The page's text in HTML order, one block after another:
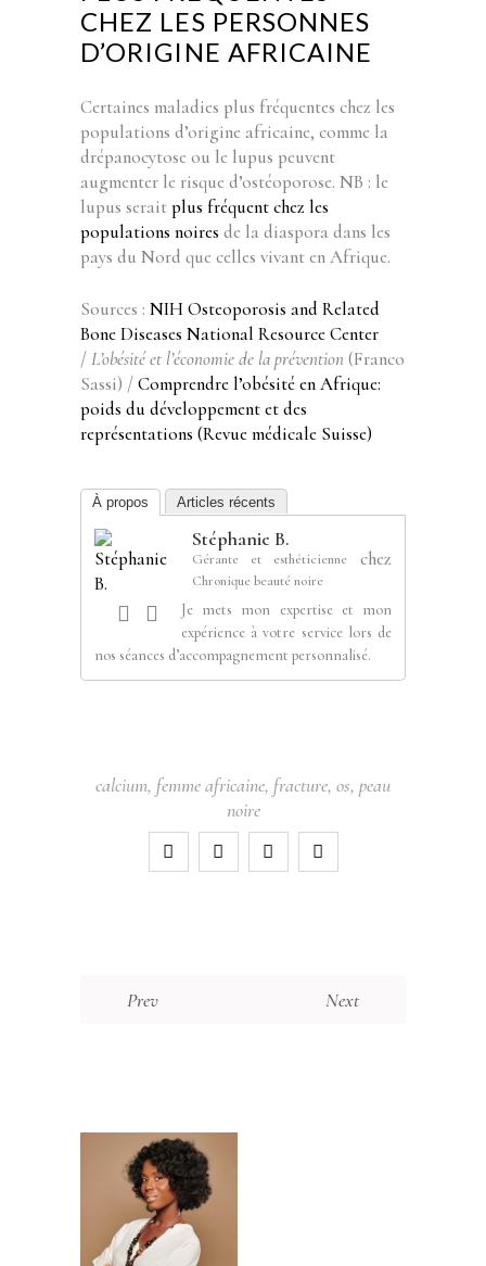
CHEZ LES PERSONNES
D’ORIGINE AFRICAINE
Certaines maladies plus fréquentes chez les
populations d’origine africaine, comme la
drépanocytose ou le lupus peuvent
augmenter le risque d’ostéoporose. NB : le
lupus seraitplus fréquent chez les
populations noires de la diaspora dans les
pays du Nord que celles vivant en Afrique.
Sources : NIH Osteoporosis and Related
Bone Diseases National Resource Center
/L’obésité et l’économie de la prévention (Franco
Sassi) /Comprendre l’obésité en Afrique:
poids du développement et des
représentations (Revue médicale Suisse)
À propos Articles récents
Stéphanie B.
Gérante et esthéticienne chez
Chronique beauté noire
Je mets mon expertise et mon
expérience à votre service lors de
nos séances d’accompagnement personnalisé.
calcium, femme africaine, fracture, os, peau
noire
Prev Next